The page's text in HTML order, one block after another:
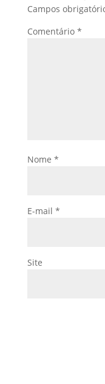
Campos
Comentário *
Nome *
E-mail *
Site